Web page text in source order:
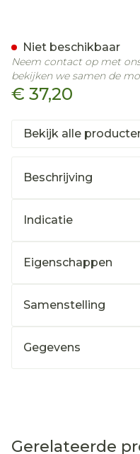
€ 37,20
Niet beschikbaar
Neem contact op met
bekijken we samen de
Bekijk alle
Beschrijving
Indicatie
Eigenschappen
Samenstelling
Gegevens
Gerelateerde